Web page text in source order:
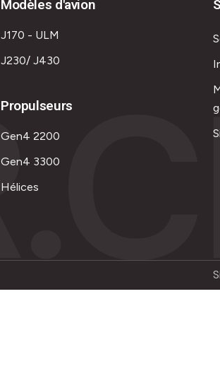
Modèles d'avion
J170 - ULM
J230/ J430
Propulseurs
Gen4 2200
Gen4 3300
Hélices